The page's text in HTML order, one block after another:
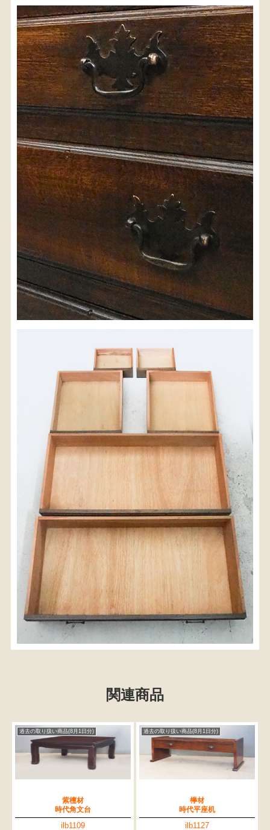
関連商品
過去の取り扱い商品(8月1日分)
紫檀材
時代角文台
ilb1109
過去の取り扱い商品(8月1日分)
﨔材
時代平座机
ilb1127